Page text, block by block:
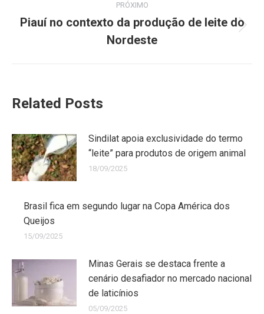
PRÓXIMO
Piauí no contexto da produção de leite do
Nordeste
Related Posts
Sindilat apoia exclusividade do termo
“leite” para produtos de origem animal
18/09/2025
Brasil fica em segundo lugar na Copa América dos
Queijos
15/09/2025
Minas Gerais se destaca frente a
cenário desafiador no mercado nacional
de laticínios
05/09/2025